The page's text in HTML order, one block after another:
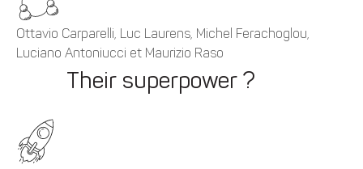
Ottavio Carparelli, Luc Laurens, Michel Ferachoglou,
Luciano Antoniucci et Maurizio Raso
Their superpower ?